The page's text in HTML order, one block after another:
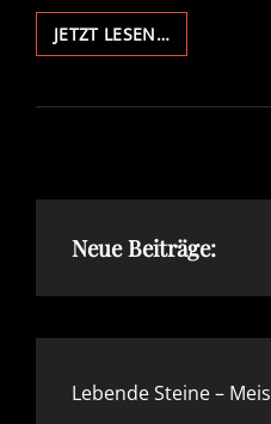
JETZT LESEN…
–
Neue Beiträge:
Lebende Steine –